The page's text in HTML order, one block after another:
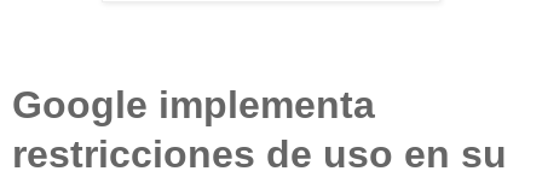
Google implementa
restricciones de uso en su